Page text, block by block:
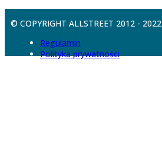
© COPYRIGHT ALLSTREET 2012 - 2022
Regulamin
Polityka prywatności